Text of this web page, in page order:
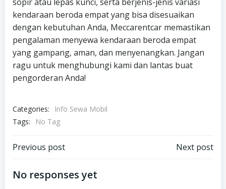
kendaraan beroda empat yang bisa disesuaikan
dengan kebutuhan Anda, Meccarentcar memastikan
pengalaman menyewa kendaraan beroda empat
yang gampang, aman, dan menyenangkan. Jangan
ragu untuk menghubungi kami dan lantas buat
pengorderan Anda!
Categories:
Info Sewa Mobil
Tags:
No Tag
Post
navigation
Previous post Next post
No responses yet